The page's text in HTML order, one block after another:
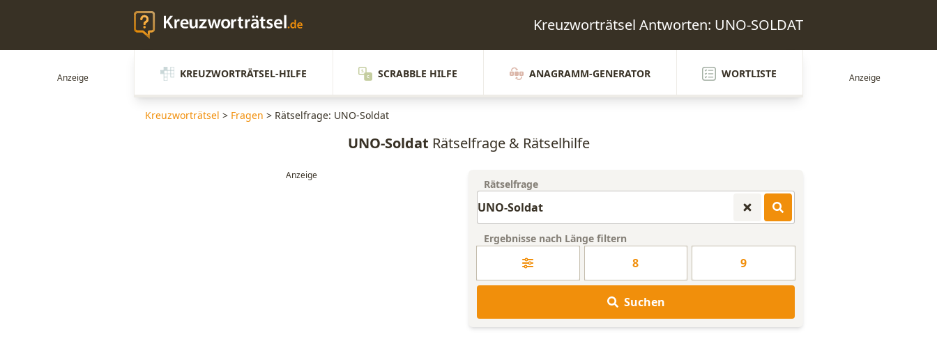
Kreuzworträtsel Antworten: UNO-SOLDAT
KREUZWORTRÄTSEL-HILFE SCRABBLE HILFE ANAGRAMM-GENERATOR WORTLISTE
Kreuzworträtsel > Fragen > Rätselfrage: UNO-Soldat
UNO-Soldat Rätselfrage & Rätselhilfe
Rätselfrage
Ergebnisse nach Länge filtern
8 9
Suchen